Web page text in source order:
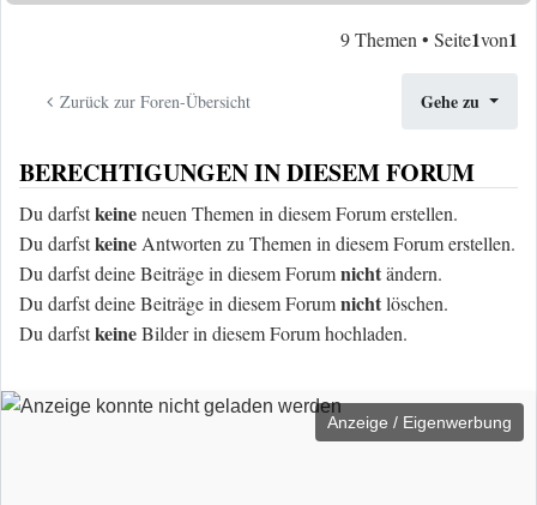
9 Themen • Seite1von1
Zurück zur Foren-Übersicht Gehe zu
BERECHTIGUNGEN IN DIESEM FORUM
Du darfstkeineneuen Themen in diesem Forum erstellen.
Du darfstkeine Antworten zu Themen in diesem Forum erstellen.
Du darfst deine Beiträge in diesem Forumnichtändern.
Du darfst deine Beiträge in diesem Forumnichtlöschen.
Du darfstkeineBilder in diesem Forum hochladen.
Anzeige / Eigenwerbung